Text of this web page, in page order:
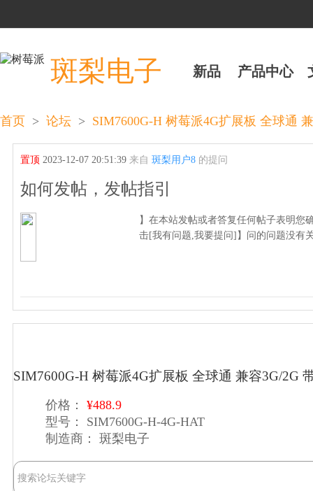
斑梨电子 新品 产品中心
首页 > 论坛 > SIM7600G-H 树莓派4G扩展板 全球通
置顶2023-12-07 20:51:39 来自斑梨用户8 的提问
如何发帖，发帖指引
】在本站发帖或者答复任何帖子表明您
击[我有问题,我要提问]】问的问题没有
SIM7600G-H 树莓派4G扩展板 全球通 兼容3G/2G
价格：
¥488.9
型号：
SIM7600G-H-4G-HAT
制造商：
斑梨电子